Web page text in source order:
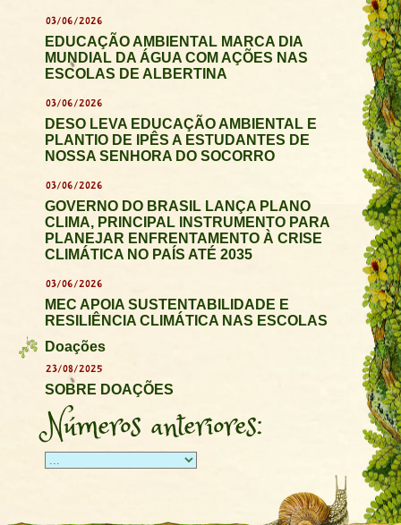
03/06/2026
EDUCAÇÃO AMBIENTAL MARCA DIA
MUNDIAL DA ÁGUA COM AÇÕES NAS
ESCOLAS DE ALBERTINA
03/06/2026
DESO LEVA EDUCAÇÃO AMBIENTAL E
PLANTIO DE IPÊS A ESTUDANTES DE
NOSSA SENHORA DO SOCORRO
03/06/2026
GOVERNO DO BRASIL LANÇA PLANO
CLIMA, PRINCIPAL INSTRUMENTO PARA
PLANEJAR ENFRENTAMENTO À CRISE
CLIMÁTICA NO PAÍS ATÉ 2035
03/06/2026
MEC APOIA SUSTENTABILIDADE E
RESILIÊNCIA CLIMÁTICA NAS ESCOLAS
Doações
23/08/2025
SOBRE DOAÇÕES
Números anteriores: